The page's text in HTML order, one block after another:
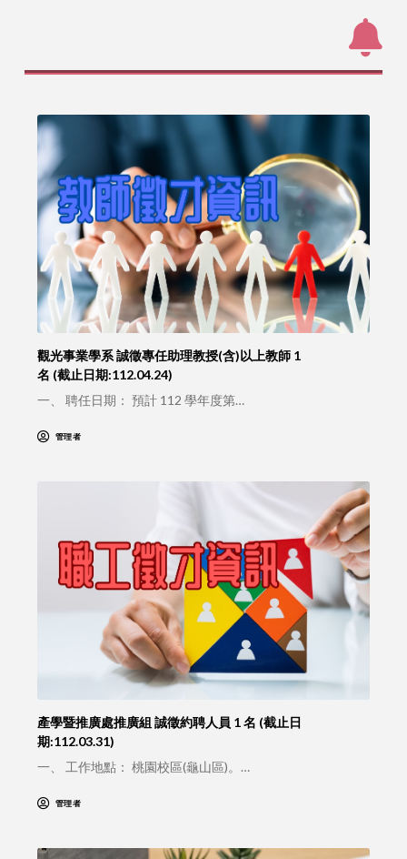
觀光事業學系 誠徵專任助理教授(含)以上教師 1
名 (截止日期:112.04.24)
一、 聘任日期： 預計 112 學年度第…
管理者
產學暨推廣處推廣組 誠徵約聘人員 1 名 (截止日
期:112.03.31)
一、 工作地點： 桃園校區(龜山區)。…
管理者